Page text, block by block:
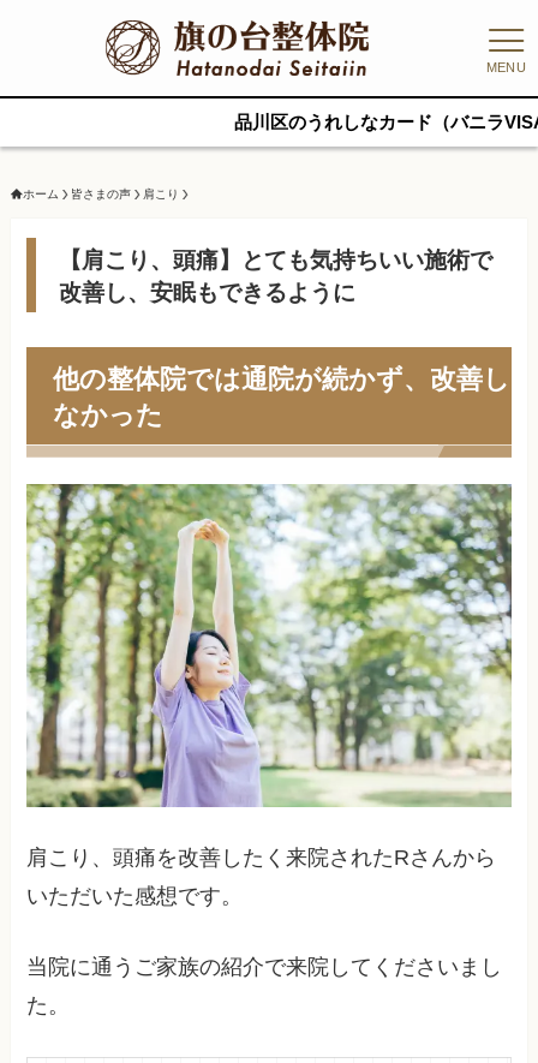
MENU
品川区のうれしなカード（バニラVISAギフトカ
ホーム 皆さまの声 肩こり
【肩こり、頭痛】とても気持ちいい施術で
改善し、安眠もできるように
他の整体院では通院が続かず、改善し
なかった
肩こり、頭痛を改善したく来院されたRさんから
いただいた感想です。
当院に通うご家族の紹介で来院してくださいまし
た。